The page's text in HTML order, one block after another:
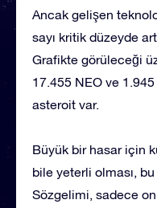
Ancak gelişen
sayı kritik düzeyde
Grafikte görüleceği
17.455 NEO ve
asteroit var.
Büyük bir hasar için
bile yeterli olması,
Sözgelimi, sadece